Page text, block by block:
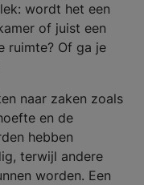
wordt het een
of juist een
ruimte? Of ga je
naar zaken zoals
en de
hebben
terwijl andere
worden. Een